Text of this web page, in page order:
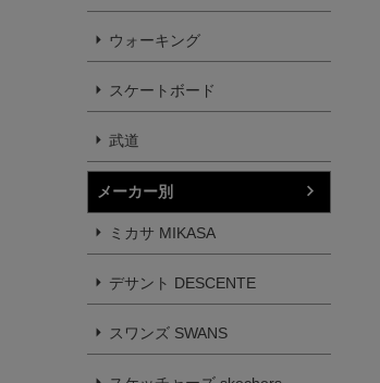
ウォーキング
スケートボード
武道
メーカー別
ミカサ MIKASA
デサント DESCENTE
スワンズ SWANS